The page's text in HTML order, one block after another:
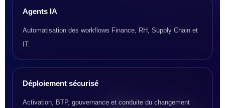
Agents IA
Automatisation des workflows Finance, RH, Supply Chain et
IT.
Déploiement sécurisé
Activation, BTP, gouvernance et conduite du changement